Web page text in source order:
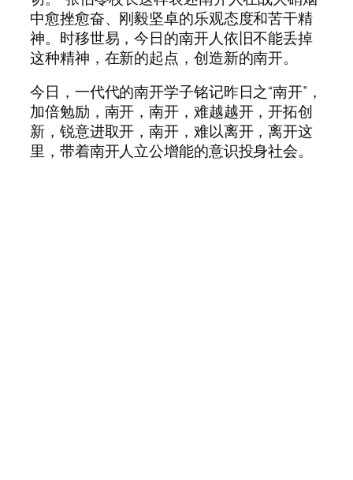
中愈挫愈奋、刚毅坚卓的乐观态度和苦干精
神。时移世易，今日的南开人依旧不能丢掉
这种精神，在新的起点，创造新的南开。
今日，一代代的南开学子铭记昨日之“南开”，
加倍勉励，南开，南开，难越越开，开拓创
新，锐意进取开，南开，难以离开，离开这
里，带着南开人立公增能的意识投身社会。